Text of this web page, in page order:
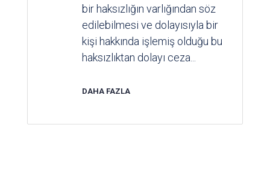
bir haksızlığın varlığından söz
edilebilmesi ve dolayısıyla bir
kişi hakkında işlemiş olduğu bu
haksızlıktan dolayı ceza...
DAHA FAZLA